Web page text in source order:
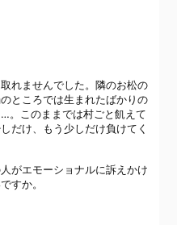
れませんでした。隣のお松の
ところでは生まれたばかりの
。このままでは村ごと飢えて
だけ、もう少しだけ負けてく
がエモーショナルに訴えかけ
すか。